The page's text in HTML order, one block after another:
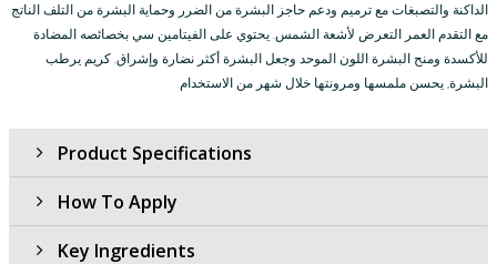
الداكنة والتصبغات مع ترميم ودعم حاجز البشرة من الضرر وحماية البشرة من التلف الناتج
مع التقدم العمر التعرض لأشعة الشمس. يحتوي على الفيتامين سي بخصائصه المضادة
للأكسدة ومنح البشرة اللون الموحد وجعل البشرة أكثر نضارة وإشراق. كريم يرطب
البشرة, يحسن ملمسها ومرونتها خلال شهر من الاستخدام
Product Specifications
How To Apply
Key Ingredients